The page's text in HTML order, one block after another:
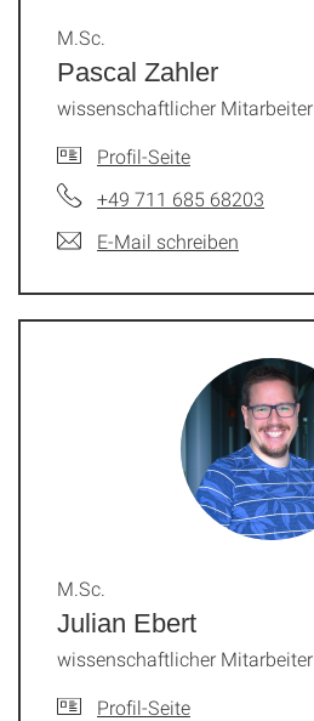
Pascal Zahler
M.Sc.
wissenschaftlicher Mitarbeiter
Profil-Seite
+49 711 685 68203
E-Mail schreiben
Julian Ebert
M.Sc.
wissenschaftlicher Mitarbeiter
Profil-Seite